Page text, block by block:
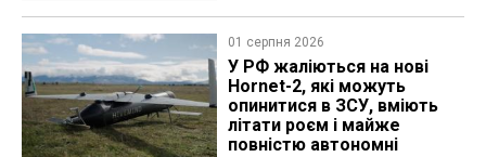
01 серпня 2026
У РФ жаліються на нові
Hornet-2, які можуть
опинитися в ЗСУ, вміють
літати роєм і майже
повністю автономні